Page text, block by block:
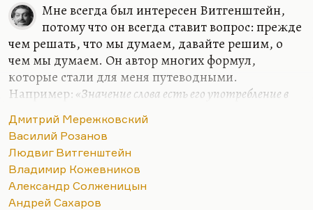
Мне всегда был интересен Витгенштейн,
потому что он всегда ставит вопрос: прежде
чем решать, что мы думаем, давайте решим, о
чем мы думаем. Он автор многих формул,
которые стали для меня путеводными.
Например:«Значение слова есть его употребление в
важного самого в привычку уходят, ветшают, как
платья». Очень многие слова утратили смысл.
Витгенштейн их пытается отмыть, по-
самойловски:«Их протирают, как стекло, и в этом
наше ремесло».
Дмитрий Мережковский
Василий Розанов
Людвиг Витгенштейн
Владимир Кожевников
Александр Солженицын
Андрей Сахаров